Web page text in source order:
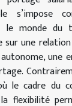
s’impose
le monde du
sur une
une
le cadre du
flexibilité